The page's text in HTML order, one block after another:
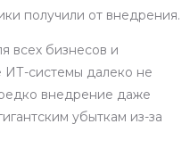
получили от внедрения.
всех бизнесов и
ИТ-системы далеко не
внедрение даже
убыткам из-за